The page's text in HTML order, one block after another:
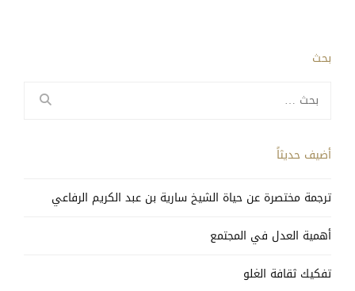
بحث
عن:
أضيف حديثاً
ترجمة مختصرة عن حياة الشيخ سارية بن عبد الكريم الرفاعي
أهمية العدل في المجتمع
تفكيك ثقافة الغلو